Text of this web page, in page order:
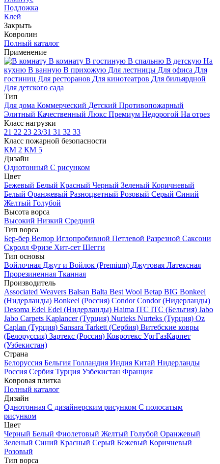
Подложка
Клей
Закрыть
Ковролин
Полный каталог
Применение
В комнату В гостиную В спальню В детскую На
кухню В ванную В прихожую Для лестницы Для офиса Для
гостиниц Для ресторанов Для кинотеатров Для бильярдной
Для детского сада
Тип
Для дома Коммерческий Детский Противопожарный
Элитный Качественный Люкс Премиум Недорогой На отрез
Класс нагрузки
21 22 23 23/31 31 32 33
Класс пожарной безопасности
КМ 2 КМ 5
Дизайн
Однотонный С рисунком
Цвет
Бежевый Белый Красный Черный Зеленый Коричневый
Белый Оранжевый Разноцветный Розовый Серый Синий
Желтый Голубой
Высота ворса
Высокий Низкий Средний
Тип ворса
Бер-бер Велюр Иглопробивной Петлевой Разрезной Саксони
Скролл Фризе Хит-сет Шегги
Тип основы
Войлочная Джут и Войлок (Premium) Джутовая Латексная
Прорезиненная Тканная
Производитель
Associated Weavers Balsan Balta Best Wool Betap BIG Bonkeel
(Нидерланды) Bonkeel (Россия) Condor Condor (Нидерланды)
Desoma Edel Edel (Нидерланды) Haima ITC ITC (Бельгия) Jabo
Jabo Carpets Kaplancer (Турция) Nurteks Nurteks (Турция) Oz
Caplan (Турция) Sansara Tarkett (Сербия) Витебские ковры
(Белоруссия) Зартекс (Россия) Ковротекс УргГазКарпет
(Узбекистан)
Страна
Белоруссия Бельгия Голландия Индия Китай Нидерланды
Россия Сербия Турция Узбекистан Франция
Ковровая плитка
Полный каталог
Дизайн
Однотонная С дизайнерским рисунком С полосатым
рисунком
Цвет
Черный Белый Фиолетовый Желтый Голубой Оранжевый
Зеленый Синий Красный Серый Бежевый Коричневый
Розовый
Тип ворса